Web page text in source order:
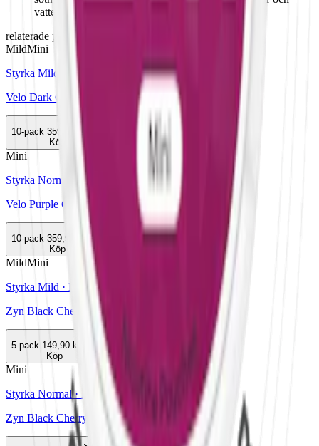
vatten.
relaterade produkter
MildMini
Styrka Mild · Mini
Velo Dark Cherry Mini
10-pack 359,90 kr
Köp
Mini
Styrka Normal · Mini
Velo Purple Grape Mini
10-pack 359,90 kr
Köp
MildMini
Styrka Mild · Mini
Zyn Black Cherry Mini 2
5-pack 149,90 kr
Köp
Mini
Styrka Normal · Mini
Zyn Black Cherry Mini 4